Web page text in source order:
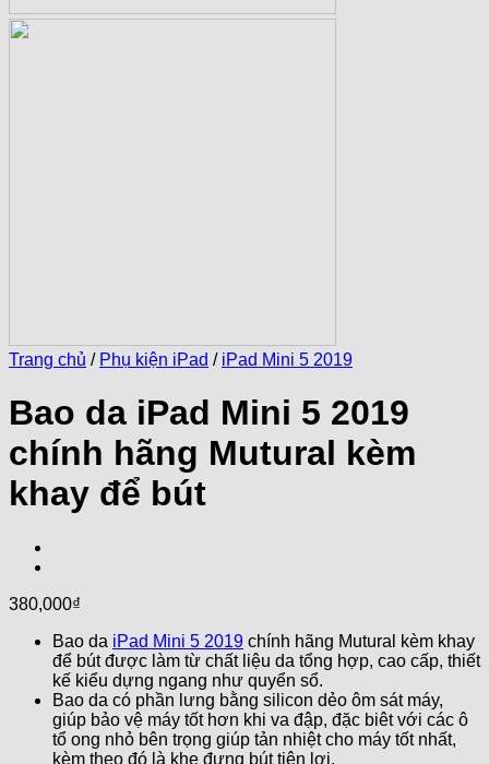
Trang chủ / Phụ kiện iPad / iPad Mini 5 2019
Bao da iPad Mini 5 2019
chính hãng Mutural kèm
khay để bút
380,000₫
Bao da iPad Mini 5 2019 chính hãng Mutural kèm khay
để bút được làm từ chất liệu da tổng hợp, cao cấp, thiết
kế kiểu dựng ngang như quyển sổ.
Bao da có phần lưng bằng silicon dẻo ôm sát máy,
giúp bảo vệ máy tốt hơn khi va đập, đặc biêt với các ô
tổ ong nhỏ bên trọng giúp tản nhiệt cho máy tốt nhất,
kèm theo đó là khe đựng bút tiện lợi.